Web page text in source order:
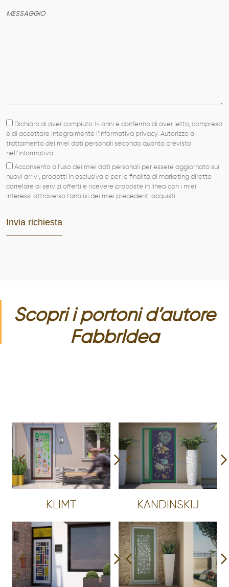
CONTATTI
Dichiaro di aver compiuto 14 anni e confermo di aver letto, compreso
e di accettare integralmente l’informativa privacy. Autorizzo al
trattamento dei miei dati personali secondo quanto previsto
nell’informativa.
Acconsento all'uso dei miei dati personali per essere aggiornato sui
nuovi arrivi, prodotti in esclusiva e per le finalità di marketing diretto
correlare ai servizi offerti e ricevere proposte in linea con i miei
interessi attraverso l'analisi dei miei precedenti acquisti.
Scopri iportonid’autore
FabbrIdea
KLIMT KANDINSKIJ